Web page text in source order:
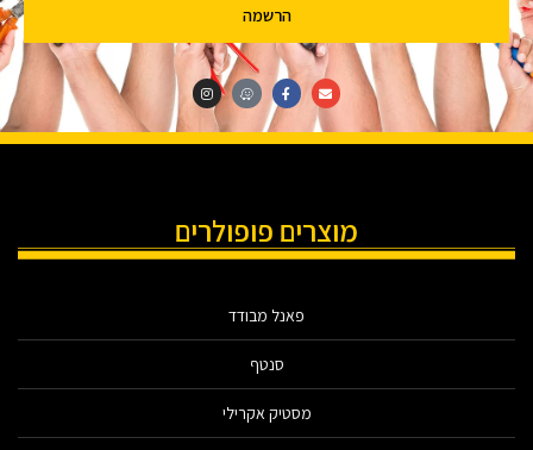
הרשמה
מוצרים פופולרים
פאנל מבודד
סנטף
מסטיק אקרילי